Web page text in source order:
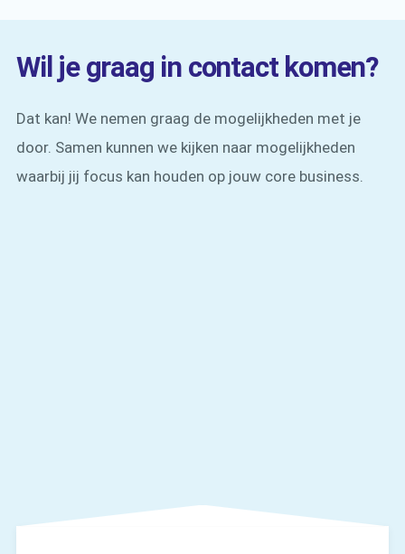
Wil je graag in contact komen?
Dat kan! We nemen graag de mogelijkheden met je
door. Samen kunnen we kijken naar mogelijkheden
waarbij jij focus kan houden op jouw core business.